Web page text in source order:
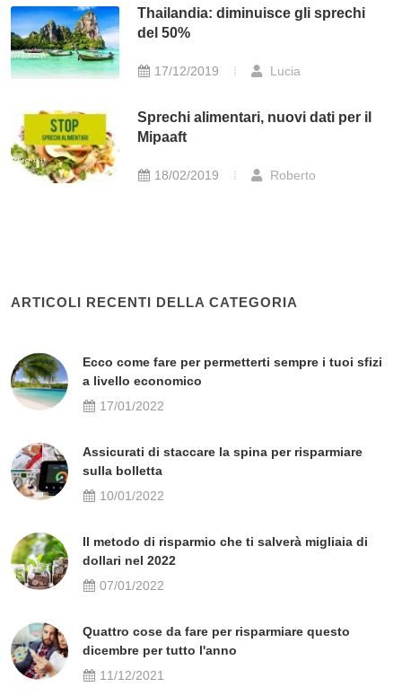
Thailandia: diminuisce gli sprechi
del 50%
17/12/2019 Lucia
Sprechi alimentari, nuovi dati per il
Mipaaft
18/02/2019 Roberto
ARTICOLI RECENTI DELLA CATEGORIA
Ecco come fare per permetterti sempre i tuoi sfizi
a livello economico
17/01/2022
Assicurati di staccare la spina per risparmiare
sulla bolletta
10/01/2022
Il metodo di risparmio che ti salverà migliaia di
dollari nel 2022
07/01/2022
Quattro cose da fare per risparmiare questo
dicembre per tutto l'anno
11/12/2021